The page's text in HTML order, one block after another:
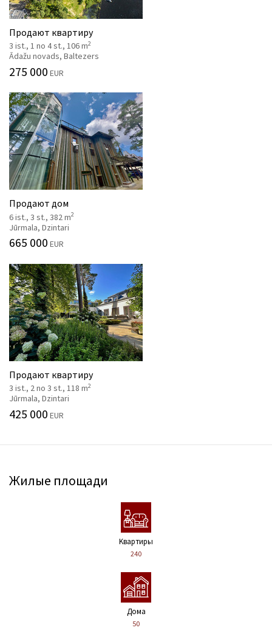
Продают квартиру
3 ist., 1 no 4 st., 106 m2
Ādažu novads, Baltezers
275 000 EUR
Продают дом
6 ist., 3 st., 382 m2
Jūrmala, Dzintari
665 000 EUR
Продают квартиру
3 ist., 2 no 3 st., 118 m2
Jūrmala, Dzintari
425 000 EUR
Жилые площади
Kвартиры
240
Дома
50